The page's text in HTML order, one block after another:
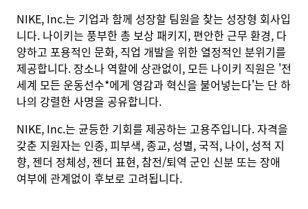
NIKE, Inc.는 기업과 함께 성장할 팀원을 찾는 성장형 회사입
니다. 나이키는 풍부한 총 보상 패키지, 편안한 근무 환경, 다
양하고 포용적인 문화, 직업 개발을 위한 열정적인 분위기를
제공합니다. 장소나 역할에 상관없이, 모든 나이키 직원은 '전
세계 모든 운동선수*에게 영감과 혁신을 불어넣는다'는 단 하
나의 강렬한 사명을 공유합니다.
NIKE, Inc.는 균등한 기회를 제공하는 고용주입니다. 자격을
갖춘 지원자는 인종, 피부색, 종교, 성별, 국적, 나이, 성적 지
향, 젠더 정체성, 젠더 표현, 참전/퇴역 군인 신분 또는 장애
여부에 관계없이 후보로 고려됩니다.